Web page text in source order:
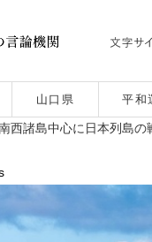
山口県 平和
諸島中心に日本列島の